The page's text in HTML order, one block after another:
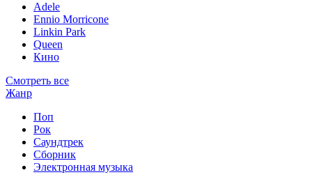
Adele
Ennio Morricone
Linkin Park
Queen
Кино
Смотреть все
Жанр
Поп
Рок
Саундтрек
Сборник
Электронная музыка